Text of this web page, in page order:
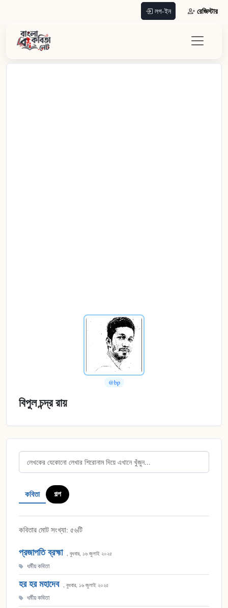
লগ-ইন রেজিস্টার
@bp
বিপুল চন্দ্র রায়
কবিতা গল্প
কবিতার মোট সংখ্যা: ৫৬টি
প্রজাপতি ব্রহ্মা , বুধবার, ১৬ জুলাই ২০২৫
ধর্মীয় কবিতা
হর হর মহাদেব , বুধবার, ১৬ জুলাই ২০২৫
ধর্মীয় কবিতা